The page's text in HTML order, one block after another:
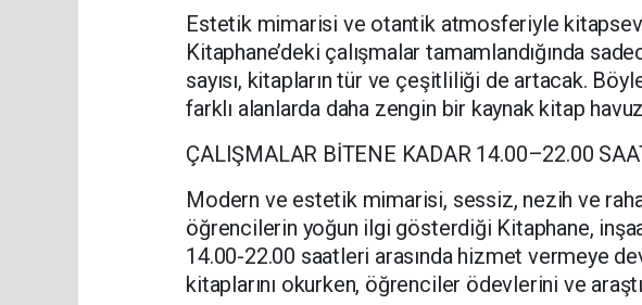
Estetik mimarisi ve otantik atmosferiyle
Kitaphane’deki çalışmalar tamamlandığında
sayısı, kitapların tür ve çeşitliliği de artacak.
farklı alanlarda daha zengin bir kaynak kitap
ÇALIŞMALAR BİTENE KADAR 14.00–22.00
Modern ve estetik mimarisi, sessiz, nezih ve
öğrencilerin yoğun ilgi gösterdiği Kitaphane,
14.00-22.00 saatleri arasında hizmet vermeye
kitaplarını okurken, öğrenciler ödevlerini ve